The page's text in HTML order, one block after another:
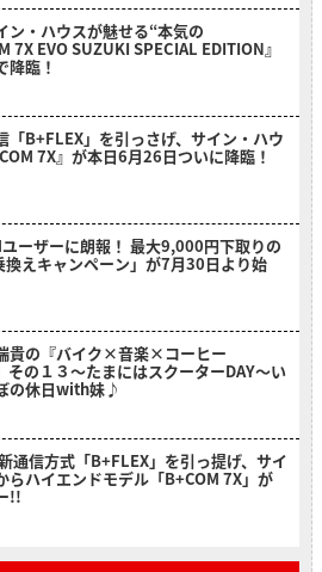
・ハウスが魅せる“本気の
7X EVO SUZUKI SPECIAL EDITION』
降臨！
「B+FLEX」を引っさげ、サイン・ハウ
7X』が本日6月26日ついに降臨！
ーザーに朗報！ 最大9,000円下取りの
換えキャンペーン」が7月30日より始
貴の『バイク×音楽×コーヒー
の１３〜たまにはスクーターDAY～い
の休日with妹♪
通信方式「B+FLEX」を引っ提げ、サイ
らハイエンドモデル「B+COM 7X」が
!!